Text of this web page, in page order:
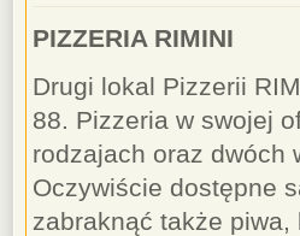
PIZZERIA RIMINI
Drugi lokal Pizzerii
88. Pizzeria w swojej
rodzajach oraz dwóch
Oczywiście dostępne
zabraknąć także